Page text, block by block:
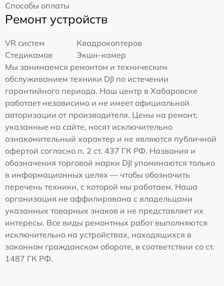
Способы оплаты
Ремонт устройств
VR систем
Квадрокоптеров
Стедикамов
Экшн-камер
Мы занимаемся ремонтом и техническим
обслуживанием техники DJI по истечении
гарантийного периода. Наш центр в Хабаровске
работает независимо и не имеет официальной
авторизации от производителя. Цены на ремонт,
указанные на сайте, носят исключительно
ознакомительный характер и не являются публичной
офертой согласно п. 2 ст. 437 ГК РФ. Названия и
обозначения торговой марки DJI упоминаются только
в информационных целях — чтобы обозначить
перечень техники, с которой мы работаем. Наша
организация не аффилирована с владельцами
указанных товарных знаков и не представляет их
интересы. Все виды ремонтных работ выполняются
исключительно на устройствах, находящихся в
законном гражданском обороте, в соответствии со ст.
1487 ГК РФ.